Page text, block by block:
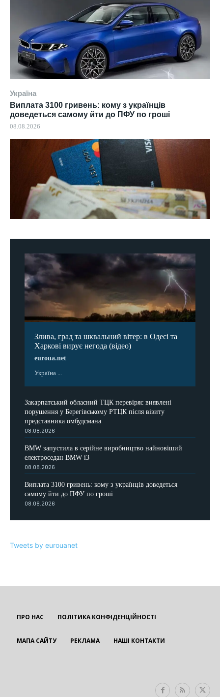
Україна
Виплата 3100 гривень: кому з українців
доведеться самому йти до ПФУ по гроші
08.08.2026
Злива, град та шквальний вітер: в Одесі та
Харкові вирує негода (відео)
euroua.net
Україна ...
Закарпатський обласний ТЦК перевіряє виявлені
порушення у Берегівському РТЦК після візиту
представника омбудсмана
08.08.2026
BMW запустила в серійне виробництво найновіший
електроседан BMW i3
08.08.2026
Виплата 3100 гривень: кому з українців доведеться
самому йти до ПФУ по гроші
08.08.2026
Tweets by eurouanet
ПРО НАС ПОЛІТИКА КОНФІДЕНЦІЙНОСТІ
МАПА САЙТУ РЕКЛАМА НАШІ КОНТАКТИ